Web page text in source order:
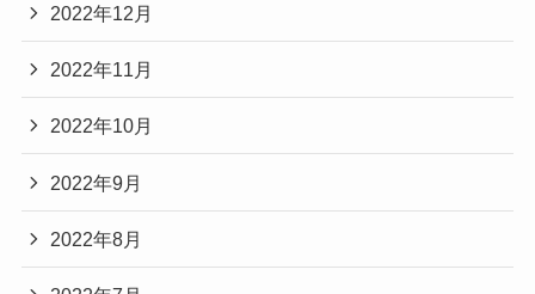
2022年12月
2022年11月
2022年10月
2022年9月
2022年8月